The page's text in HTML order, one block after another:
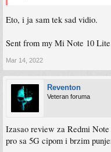
Eto, i ja sam tek sad vidio.
Sent from my Mi Note 10
Mar 14, 2022
Reventon
Veteran foruma
Izasao review za Redmi
pro sa 5G cipom i brzim